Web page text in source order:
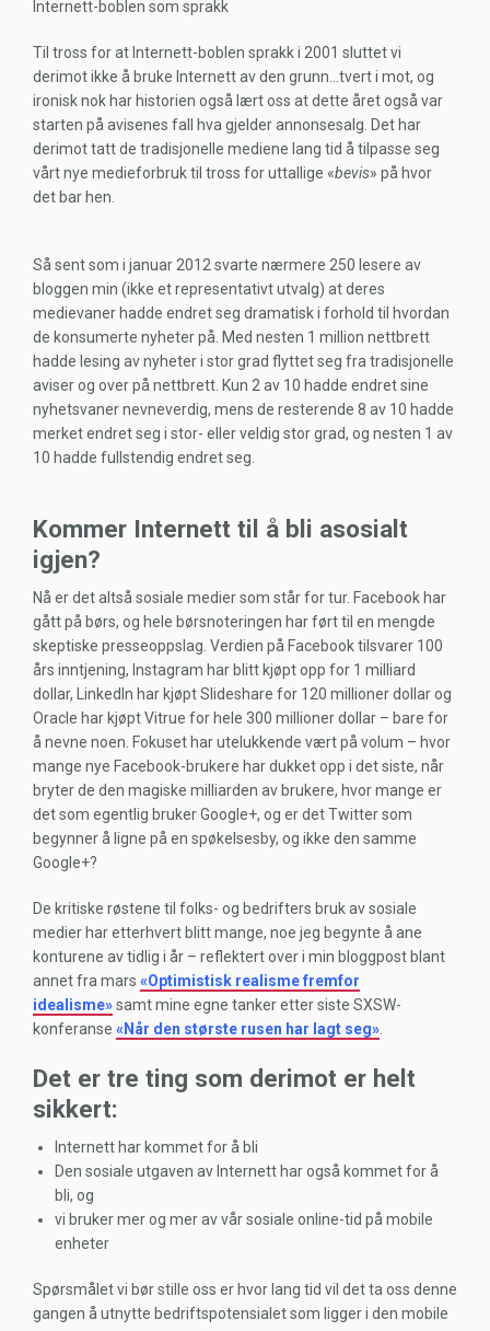
Internett-boblen som sprakk
Til tross for at Internett-boblen sprakk i 2001 sluttet vi
derimot ikke å bruke Internett av den grunn…tvert i mot, og
ironisk nok har historien også lært oss at dette året også var
starten på avisenes fall hva gjelder annonsesalg. Det har
derimot tatt de tradisjonelle mediene lang tid å tilpasse seg
vårt nye medieforbruk til tross for uttallige «bevis» på hvor
det bar hen.
Så sent som i januar 2012 svarte nærmere 250 lesere av
bloggen min (ikke et representativt utvalg) at deres
medievaner hadde endret seg dramatisk i forhold til hvordan
de konsumerte nyheter på. Med nesten 1 million nettbrett
hadde lesing av nyheter i stor grad flyttet seg fra tradisjonelle
aviser og over på nettbrett. Kun 2 av 10 hadde endret sine
nyhetsvaner nevneverdig, mens de resterende 8 av 10 hadde
merket endret seg i stor- eller veldig stor grad, og nesten 1 av
10 hadde fullstendig endret seg.
Kommer Internett til å bli asosialt
igjen?
Nå er det altså sosiale medier som står for tur. Facebook har
gått på børs, og hele børsnoteringen har ført til en mengde
skeptiske presseoppslag. Verdien på Facebook tilsvarer 100
års inntjening, Instagram har blitt kjøpt opp for 1 milliard
dollar, LinkedIn har kjøpt Slideshare for 120 millioner dollar og
Oracle har kjøpt Vitrue for hele 300 millioner dollar – bare for
å nevne noen. Fokuset har utelukkende vært på volum – hvor
mange nye Facebook-brukere har dukket opp i det siste, når
bryter de den magiske milliarden av brukere, hvor mange er
det som egentlig bruker Google+, og er det Twitter som
begynner å ligne på en spøkelsesby, og ikke den samme
Google+?
De kritiske røstene til folks- og bedrifters bruk av sosiale
medier har etterhvert blitt mange, noe jeg begynte å ane
konturene av tidlig i år – reflektert over i min bloggpost blant
annet fra mars «Optimistisk realisme fremfor
idealisme»samt mine egne tanker etter siste SXSW-
konferanse «Når den største rusen har lagt seg»
Det er tre ting som derimot er helt
sikkert:
Internett har kommet for å bli
Den sosiale utgaven av Internett har også kommet for å
bli, og
vi bruker mer og mer av vår sosiale online-tid på mobile
enheter
Spørsmålet vi bør stille oss er hvor lang tid vil det ta oss denne
gangen å utnytte bedriftspotensialet som ligger i den mobile